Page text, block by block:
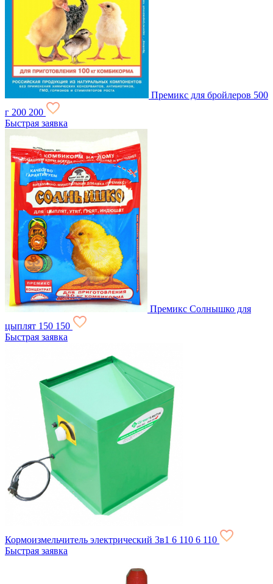
Премикс для бройлеров 500
г 200 200
Быстрая заявка
Премикс Солнышко для
цыплят 150 150
Быстрая заявка
Кормоизмельчитель электрический 3в1 6 110 6 110
Быстрая заявка